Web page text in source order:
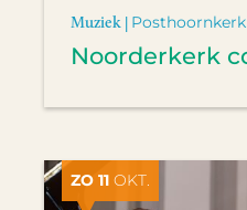
Muziek | Posthoornkerk
Noorderkerk
ZO 11 OKT.